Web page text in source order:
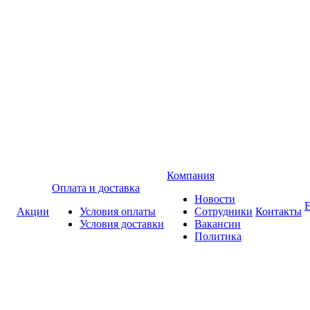
Акции
Оплата и доставка
Условия оплаты
Условия доставки
Компания
Новости
Сотрудники
Вакансии
Политика
Контакты